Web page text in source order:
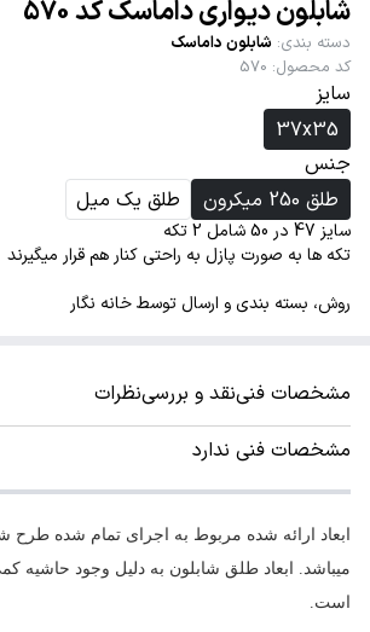
شابلون دیواری داماسک کد 570
دسته بندی: شابلون داماسک
کد محصول:
570
سایز
37x35
جنس
طلق 250 میکرون
طلق یک میل
سایز 47 در 50 شامل 2 تکه
تکه ها به صورت پازل به راحتی کنار هم قرار میگیرند
روش، بسته بندی و ارسال توسط خانه نگار
مشخصات فنینقد و بررسینظرات
مشخصات فنی ندارد
ابعاد ارائه شده مربوط به اجرای تمام شده طرح
میباشد. ابعاد طلق شابلون به دلیل وجود حاشیه
است.